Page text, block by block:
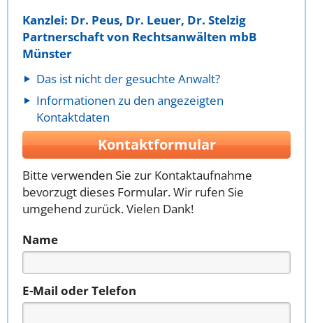
Kanzlei: Dr. Peus, Dr. Leuer, Dr. Stelzig
Partnerschaft von Rechtsanwälten mbB
Münster
Das ist nicht der gesuchte Anwalt?
Informationen zu den angezeigten
Kontaktdaten
Kontaktformular
Bitte verwenden Sie zur Kontaktaufnahme
bevorzugt dieses Formular. Wir rufen Sie
umgehend zurück. Vielen Dank!
Name
E-Mail oder Telefon